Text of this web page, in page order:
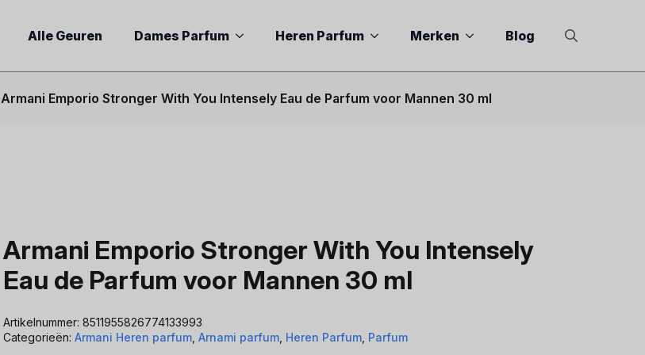
Alle Geuren Dames Parfum Heren Parfum Merken
Blog
Armani Emporio Stronger With You Intensely Eau de Parfum voor Mannen 30 ml
Armani Emporio Stronger With You Intensely
Eau de Parfum voor Mannen 30 ml
Artikelnummer:8511955826774133993
Categorieën:Armani Heren parfum ,Arnami parfum Heren Parfum Parfum